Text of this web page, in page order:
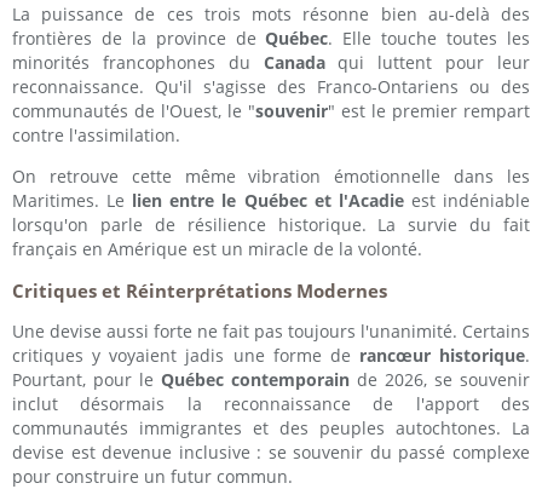
La puissance de ces trois mots résonne bien au-delà des
frontières de la province deQuébec. Elle touche toutes les
minorités francophones du Canadaqui luttent pour leur
reconnaissance. Qu'il s'agisse des Franco-Ontariens ou des
communautés de l'Ouest, le "souvenir" est le premier rempart
contre l'assimilation.
On retrouve cette même vibration émotionnelle dans les
Maritimes. Le lien entre le Québec et l'Acadieest indéniable
lorsqu'on parle de résilience historique. La survie du fait
français en Amérique est un miracle de la volonté.
Critiques et Réinterprétations Modernes
Une devise aussi forte ne fait pas toujours l'unanimité. Certains
critiques y voyaient jadis une forme de rancœur historique.
Pourtant, pour le Québec contemporain de 2026, se souvenir
inclut désormais la reconnaissance de l'apport des
communautés immigrantes et des peuples autochtones. La
devise est devenue inclusive : se souvenir du passé complexe
pour construire un futur commun.